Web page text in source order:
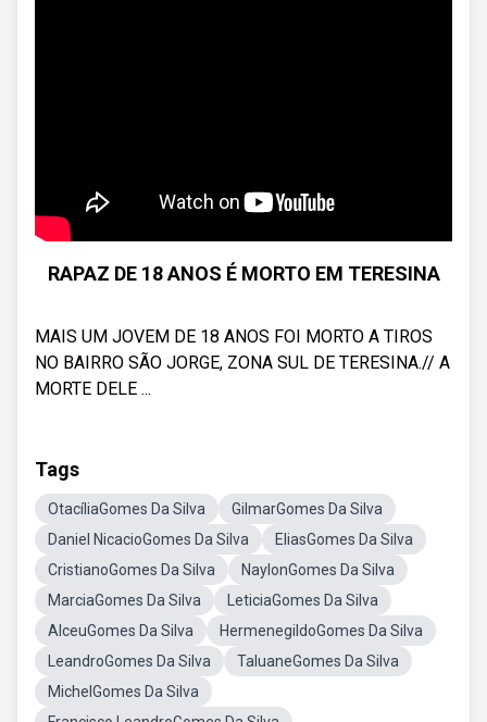
RAPAZ DE 18 ANOS É MORTO EM TERESINA
MAIS UM JOVEM DE 18 ANOS FOI MORTO A TIROS
NO BAIRRO SÃO JORGE, ZONA SUL DE TERESINA.// A
MORTE DELE ...
Tags
OtacíliaGomes Da Silva
GilmarGomes Da Silva
Daniel NicacioGomes Da Silva
EliasGomes Da Silva
CristianoGomes Da Silva
NaylonGomes Da Silva
MarciaGomes Da Silva
LeticiaGomes Da Silva
AlceuGomes Da Silva
HermenegildoGomes Da Silva
LeandroGomes Da Silva
TaluaneGomes Da Silva
MichelGomes Da Silva